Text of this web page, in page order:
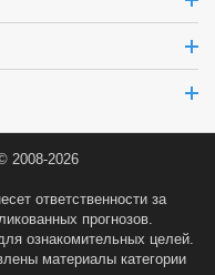
2008-2026
ответственности за
прогнозов.
ознакомительных целей.
материалы категории